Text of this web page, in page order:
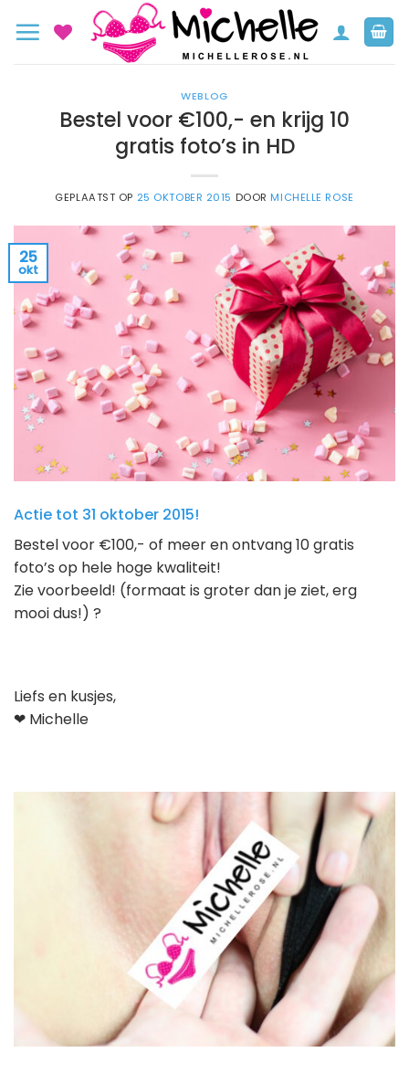
naar
WEBLOG
Bestel voor €100,- en krijg 10
gratis foto’s in HD
GEPLAATST OP 25 OKTOBER 2015 DOORMICHELLE ROSE
25
okt
Actie tot 31 oktober 2015!
Bestel voor €100,- of meer en ontvang 10 gratis
foto’s op hele hoge kwaliteit!
Zie voorbeeld! (formaat is groter dan je ziet, erg
mooi dus!) ?
Liefs en kusjes,
❤ Michelle